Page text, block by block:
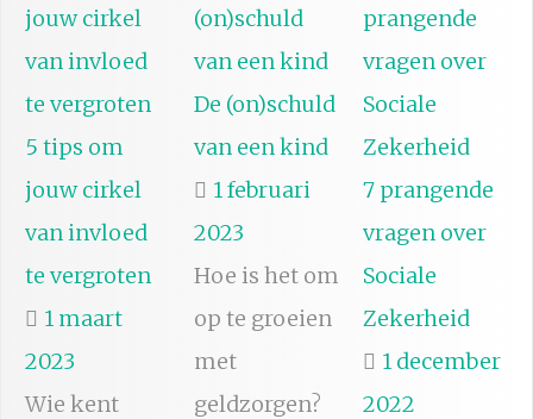
5 tips om
jouw cirkel
van invloed
te vergroten
1 maart
2023
Wie kent
De (on)schuld
van een kind
1 februari
2023
Hoe is het om
op te groeien
met
geldzorgen?
7 prangende
vragen over
Sociale
Zekerheid
1 december
2022